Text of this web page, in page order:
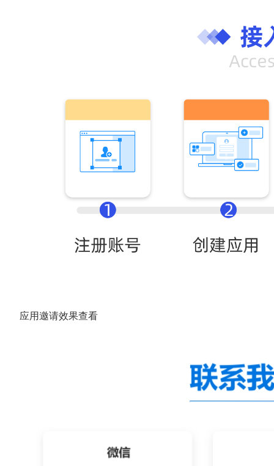
应用邀请效果查看